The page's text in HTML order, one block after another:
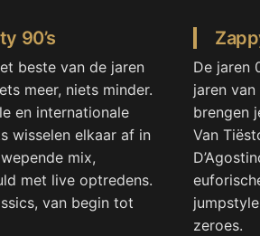
90’s
beste van de jaren
meer, niets minder.
en internationale
wisselen elkaar af in
mix,
met live optredens.
van begin tot
De jaren
jaren
brengen
Van
zeroes.